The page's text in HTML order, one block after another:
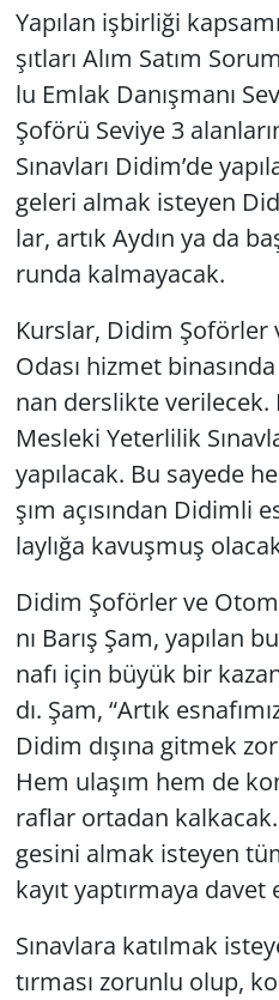
Ya­pı­lan iş­bir­li­ği
şıt­la­rı Alım Satım
lu Emlak Da­nış­ma­nı
Şo­fö­rü Se­vi­ye 3
Sı­nav­la­rı Didim’de
ge­le­ri almak is­te­yen
lar, artık Aydın ya da
run­da kal­ma­ya­cak.
Kurs­lar, Didim
Odası hiz­met
nan ders­lik­te ve­ri­lecek.
Mes­le­ki Ye­ter­li­lik
ya­pı­la­cak. Bu sa­ye­de
şım açı­sın­dan
lay­lı­ğa ka­vuş­muş
Didim Şo­för­ler ve
nı Barış Şam, ya­pı­lan
na­fı için büyük bir
dı. Şam, “Artık
Didim dı­şı­na git­mek
Hem ula­şım hem de
raf­lar or­ta­dan
ge­si­ni almak is­te­yen
kayıt yap­tır­ma­ya davet
Sı­nav­la­ra ka­tıl­mak
tır­ma­sı zo­run­lu olup,
Yerel